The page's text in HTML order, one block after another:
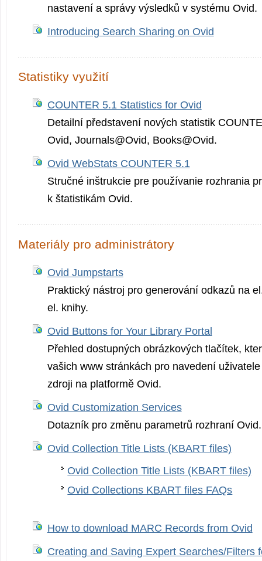
nastavení a správy výsledků v systému Ovid.
Introducing Search Sharing on Ovid
Statistiky využití
COUNTER 5.1 Statistics for Ovid
Detailní představení nových statistik
Ovid, Journals@Ovid, Books@Ovid.
Ovid WebStats COUNTER 5.1
Stručné inštrukcie pre používanie rozhrania
k štatistikám Ovid.
Materiály pro administrátory
Ovid Jumpstarts
Praktický nástroj pro generování odkazů na
el. knihy.
Ovid Buttons for Your Library Portal
Přehled dostupných obrázkových tlačítek,
vašich www stránkách pro navedení
zdroji na platformě Ovid.
Ovid Customization Services
Dotazník pro změnu parametrů rozhraní Ovid.
Ovid Collection Title Lists (KBART files)
Ovid Collection Title Lists (KBART files)
Ovid Collections KBART files FAQs
How to download MARC Records from Ovid
Creating and Saving Expert Searches/Filters